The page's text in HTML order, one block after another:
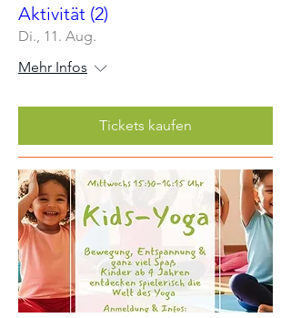
Aktivität (2)
Di., 11. Aug.
Mehr Infos
Tickets kaufen